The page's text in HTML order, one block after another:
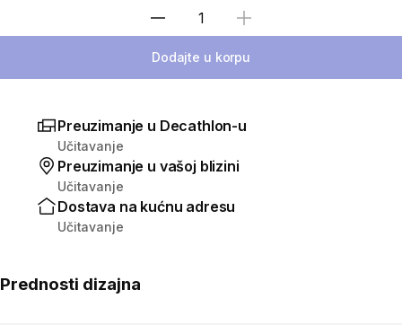
Izaberi količinu
Dodajte u korpu
Preuzimanje u Decathlon-u
Učitavanje
Preuzimanje u vašoj blizini
Učitavanje
Dostava na kućnu adresu
Učitavanje
Prednosti dizajna